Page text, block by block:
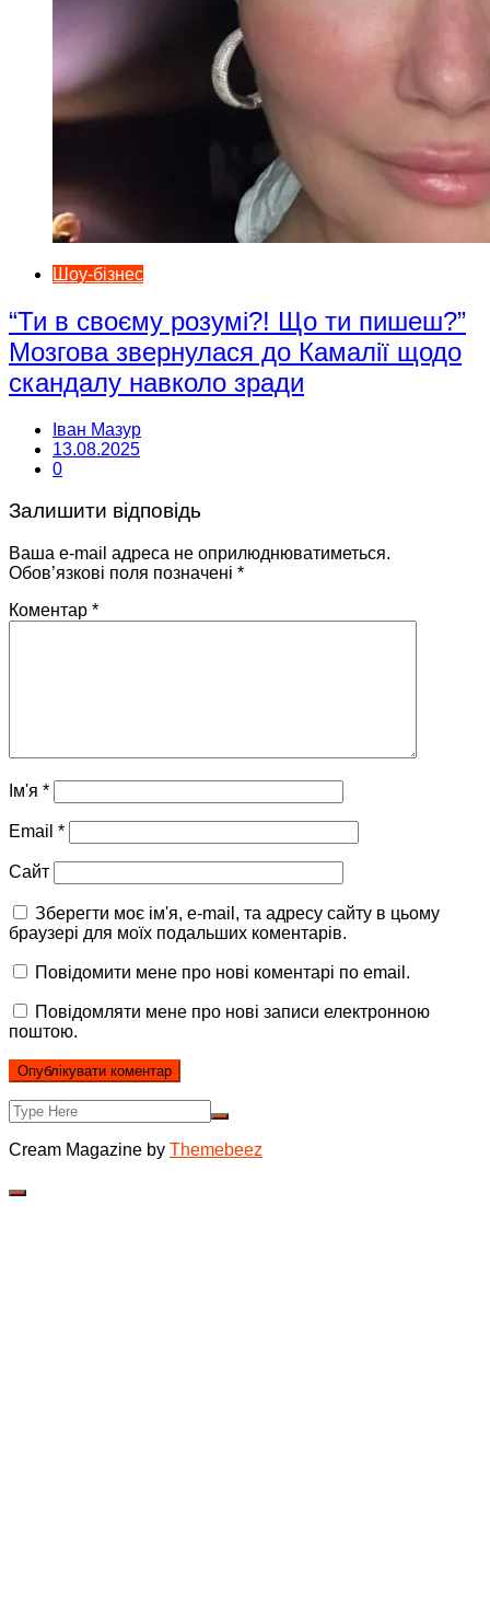
Шоу-бізнес
“Ти в своєму розумі?! Що ти пишеш?”
Мозгова звернулася до Камалії щодо
скандалу навколо зради
Іван Мазур
13.08.2025
0
Залишити відповідь
Ваша e-mail адреса не оприлюднюватиметься.
Обов’язкові поля позначені *
Коментар *
Ім'я *
Email *
Сайт
Зберегти моє ім'я, e-mail, та адресу сайту в цьому
браузері для моїх подальших коментарів.
Повідомити мене про нові коментарі по email.
Повідомляти мене про нові записи електронною
поштою.
Cream Magazine by Themebeez